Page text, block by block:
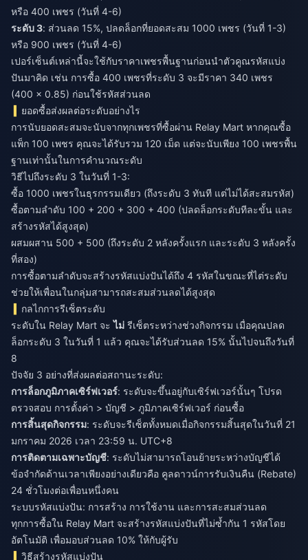
หรือ 400 เพชร (วันที่ 4-6)
ระดับ 3: ส่วนลด 15%, ปลดล็อกที่ยอดสะสม 1000 เพชร (วันที่ 1-3)
หรือ 900 เพชร (วันที่ 4-6)
เปอร์เซ็นต์เหล่านี้จะใช้กับราคาเพชรพื้นฐานก่อนนำตัวคูณรหัสแบ่ง
ปันมาคิด เช่น การซื้อ 400 เพชรที่ระดับ 3 จะมีราคา 340 เพชร
(400 × 0.85) ก่อนใช้รหัสส่วนลด
ยอดซื้อส่งผลต่อระดับอย่างไร
การนับยอดสะสมจะนับจากทุกเพชรที่ซื้อผ่าน Relay Mart หากคุณซื้อ
แพ็ก 100 เพชร คุณจะได้รับรวม 120 เม็ด แต่จะนับเพียง 100 เพชรพื้น
ฐานเท่านั้นในการคำนวณระดับ
วิธีไปถึงระดับ 3 ในวันที่ 1-3:
ซื้อ 1000 เพชรในธุรกรรมเดียว (ถึงระดับ 3 ทันที แต่ไม่ได้สะสมรหัส)
ซื้อตามลำดับ 100 + 200 + 300 + 400 (ปลดล็อกระดับทีละขั้น และ
สร้างรหัสได้สูงสุด)
ผสมผสาน 500 + 500 (ถึงระดับ 2 หลังครั้งแรก และระดับ 3 หลังครั้ง
ที่สอง)
การซื้อตามลำดับจะสร้างรหัสแบ่งปันได้ถึง 4 รหัสในขณะที่ไต่ระดับ
ช่วยให้เพื่อนในกลุ่มสามารถสะสมส่วนลดได้สูงสุด
กลไกการรีเซ็ตระดับ
ระดับใน Relay Mart จะไม่ รีเซ็ตระหว่างช่วงกิจกรรม เมื่อคุณปลด
ล็อกระดับ 3 ในวันที่ 1 แล้ว คุณจะได้รับส่วนลด 15% นั้นไปจนถึงวันที่
8
ปัจจัย 3 อย่างที่ส่งผลต่อสถานะระดับ:
การล็อกภูมิภาคเซิร์ฟเวอร์: ระดับจะขึ้นอยู่กับเซิร์ฟเวอร์นั้นๆ โปรด
ตรวจสอบ การตั้งค่า > บัญชี > ภูมิภาคเซิร์ฟเวอร์ ก่อนซื้อ
การสิ้นสุดกิจกรรม: ระดับจะรีเซ็ตทั้งหมดเมื่อกิจกรรมสิ้นสุดในวันที่ 21
มกราคม 2026 เวลา 23:59 น. UTC+8
การติดตามเฉพาะบัญชี: ระดับไม่สามารถโอนย้ายระหว่างบัญชีได้
ข้อจำกัดด้านเวลาเพียงอย่างเดียวคือ คูลดาวน์การรับเงินคืน (Rebate)
24 ชั่วโมงต่อเพื่อนหนึ่งคน
ระบบรหัสแบ่งปัน: การสร้าง การใช้งาน และการสะสมส่วนลด
ทุกการซื้อใน Relay Mart จะสร้างรหัสแบ่งปันที่ไม่ซ้ำกัน 1 รหัสโดย
อัตโนมัติ เพื่อมอบส่วนลด 10% ให้กับผู้รับ
วิธีสร้างรหัสแบ่งปัน